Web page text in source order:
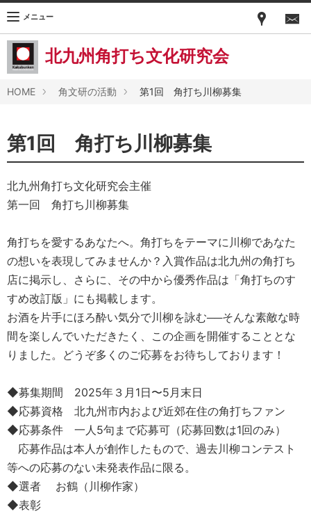
北九州角打ち文化研究会
メニュー
HOME 角文研の活動 第1回 角打ち川柳募集
第1回 角打ち川柳募集
北九州角打ち文化研究会主催
第一回 角打ち川柳募集
角打ちを愛するあなたへ。角打ちをテーマに川柳であなた
の想いを表現してみませんか？入賞作品は北九州の角打ち
店に掲示し、さらに、その中から優秀作品は「角打ちのす
すめ改訂版」にも掲載します。
お酒を片手にほろ酔い気分で川柳を詠む──そんな素敵な時
間を楽しんでいただきたく、この企画を開催することとな
りました。どうぞ多くのご応募をお待ちしております！
◆募集期間 2025年３月1日〜5月末日
◆応募資格 北九州市内および近郊在住の角打ちファン
◆応募条件 一人5句まで応募可（応募回数は1回のみ）
応募作品は本人が創作したもので、過去川柳コンテスト
等への応募のない未発表作品に限る。
◆選者 お鶴（川柳作家）
◆表彰